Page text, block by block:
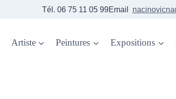
Tél. 06 75 11 05 99Email
Artiste Peintures Expositions